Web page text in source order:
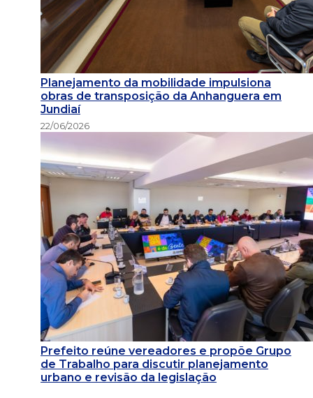
Planejamento da mobilidade impulsiona
obras de transposição da Anhanguera em
Jundiaí
22/06/2026
Prefeito reúne vereadores e propõe Grupo
de Trabalho para discutir planejamento
urbano e revisão da legislação